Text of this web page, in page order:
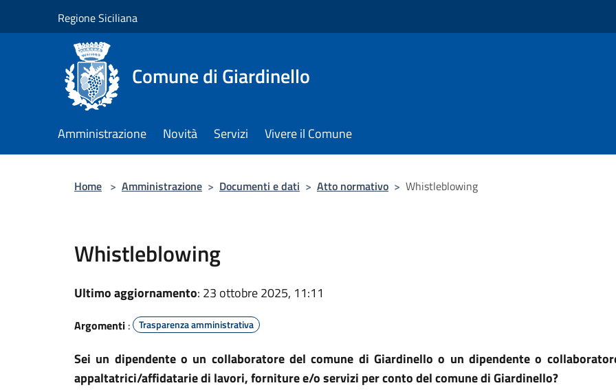
Regione Siciliana
Comune di Giardinello
Amministrazione Novità Servizi Vivere il Comune
Home > Amministrazione > Documenti e dati > Atto normativo > Whistleblowing
Whistleblowing
Ultimo aggiornamento: 23 ottobre 2025, 11:11
Argomenti : Trasparenza amministrativa
Sei un dipendente o un collaboratore del comune di Giardinello o un dipendente o
appaltatrici/affidatarie di lavori, forniture e/o servizi per conto del comune di Giardinello?